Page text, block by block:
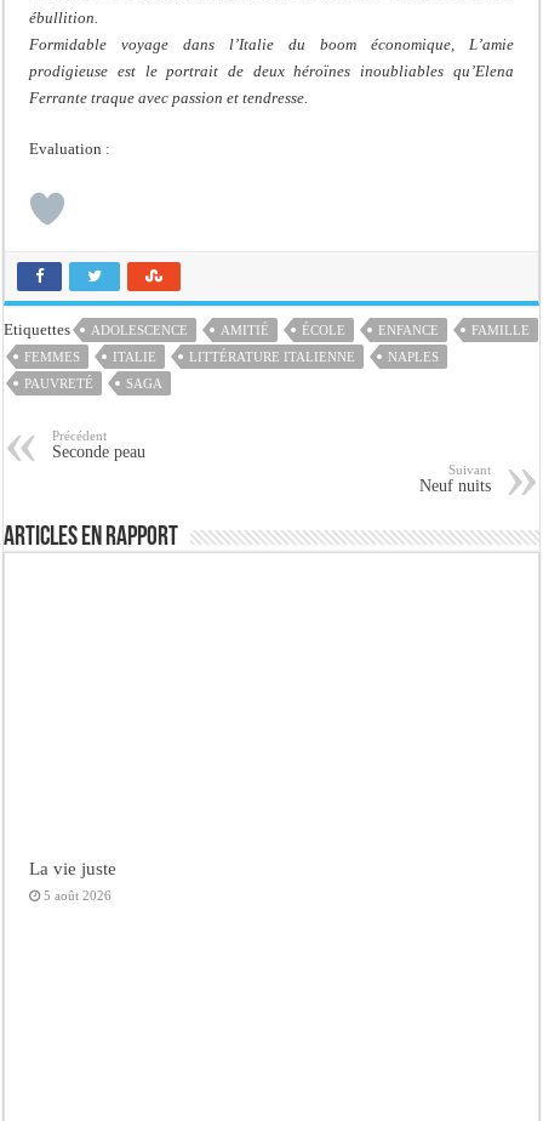
ébullition.
Formidable voyage dans l’Italie du boom économique, L’amie
prodigieuse est le portrait de deux héroïnes inoubliables qu’Elena
Ferrante traque avec passion et tendresse.
Evaluation :
Etiquettes ADOLESCENCE AMITIÉ ÉCOLE ENFANCE
FAMILLE
FEMMES
ITALIE LITTÉRATURE ITALIENNE
NAPLES
PAUVRETÉ
SAGA
Précédent
Seconde peau
Suivant
Neuf nuits
Articles en rapport
La vie juste
5 août 2026